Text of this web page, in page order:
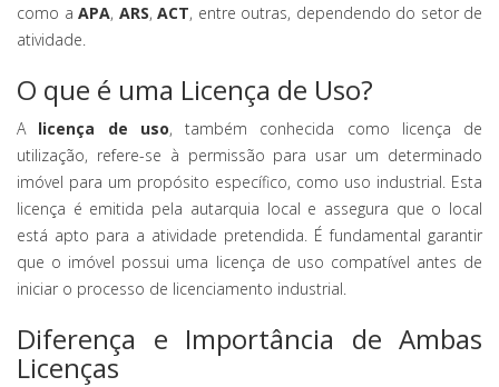
como a APA, ARS, ACT, entre outras, dependendo do setor de
atividade.
O que é uma Licença de Uso?
A licença de uso, também conhecida como licença de
utilização, refere-se à permissão para usar um determinado
imóvel para um propósito específico, como uso industrial. Esta
licença é emitida pela autarquia local e assegura que o local
está apto para a atividade pretendida. É fundamental garantir
que o imóvel possui uma licença de uso compatível antes de
iniciar o processo de licenciamento industrial.
Diferença e Importância de Ambas
Licenças